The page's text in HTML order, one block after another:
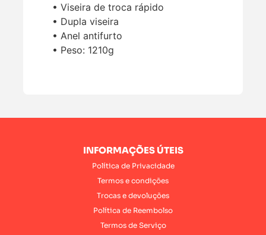
• Viseira de troca rápido
• Dupla viseira
• Anel antifurto
• Peso: 1210g
INFORMAÇÕES ÚTEIS
Política de Privacidade
Termos e condições
Trocas e devoluções
Política de Reembolso
Termos de Serviço